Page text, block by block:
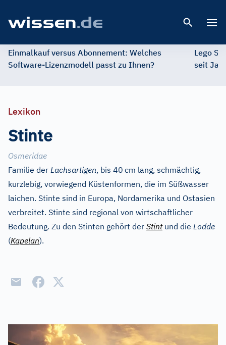
Einmalkauf versus Abonnement: Welches
Software-Lizenzmodell passt zu Ihnen?
Lego
seit
Lexikon
Stinte
Osmeridae
Familie der Lachsartigen, bis 40 cm lang, schmächtig,
kurzlebig, vorwiegend Küstenformen, die im Süßwasser
laichen. Stinte sind in Europa, Nordamerika und Ostasien
verbreitet. Stinte sind regional von wirtschaftlicher
Bedeutung. Zu den Stinten gehört der Stintund die Lodde
(Kapelan).